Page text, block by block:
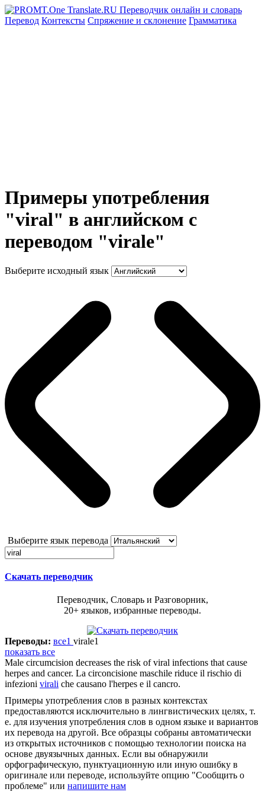
Перевод Контексты Спряжение и склонение Грамматика
Примеры употребления
"viral" в английском с
переводом "virale"
Выберите исходный язык
Выберите язык перевода
Скачать переводчик
Переводчик, Словарь и Разговорник,
20+ языков, избранные переводы.
Переводы: все1 virale1
показать все
Male circumcision decreases the risk ofviral infections that cause
herpes and cancer. La circoncisione maschile riduce il rischio di
infezioni virali che causano l'herpes e il cancro.
Примеры употребления слов в разных контекстах
предоставляются исключительно в лингвистических целях, т.
е. для изучения употребления слов в одном языке и вариантов
их перевода на другой. Все образцы собраны автоматически
из открытых источников с помощью технологии поиска на
основе двуязычных данных. Если вы обнаружили
орфографическую, пунктуационную или иную ошибку в
оригинале или переводе, используйте опцию "Сообщить о
проблеме" или напишите нам